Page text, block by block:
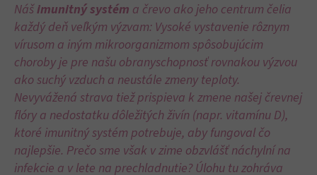
Nášimunitný systém a črevo ako jeho centrum čelia
každý deň veľkým výzvam: Vysoké vystavenie rôznym
vírusom a iným mikroorganizmom spôsobujúcim
choroby je pre našu obranyschopnosť rovnakou výzvou
ako suchý vzduch a neustále zmeny teploty.
Nevyvážená strava tiež prispieva k zmene našej črevnej
flóry a nedostatku dôležitých živín (napr. vitamínu D),
ktoré imunitný systém potrebuje, aby fungoval čo
najlepšie. Prečo sme však v zime obzvlášť náchylní na
infekcie a v lete na prechladnutie? Úlohu tu zohráva